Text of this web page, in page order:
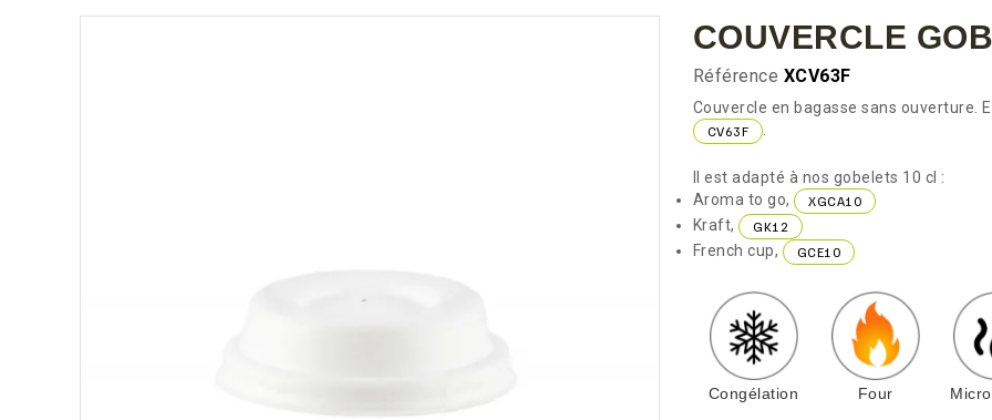
COUVERCLE
Référence XCV63F
Couvercle en bagasse sans ouverture.
CV63F .
Il est adapté à nos gobelets 10 cl :
Aroma to go,
XGCA10
Kraft, GK12
French cup, GCE10
Congélation Four